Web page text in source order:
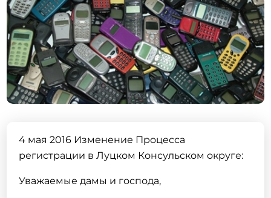
4 мая 2016 Изменение Процесса
регистрации в Луцком Консульском округе:
Уважаемые дамы и господа,